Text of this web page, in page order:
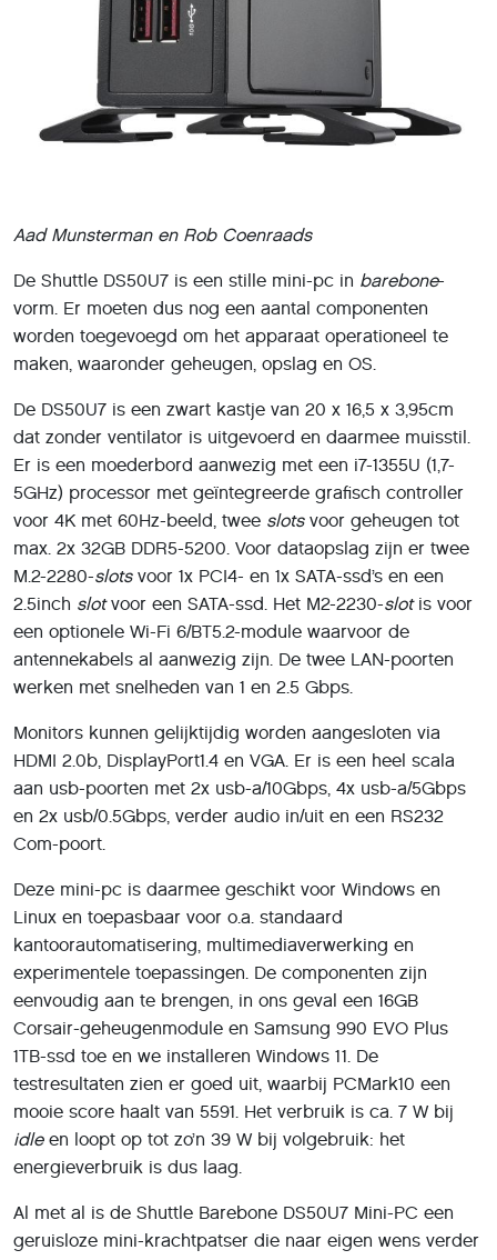
Aad Munsterman en Rob Coenraads
De Shuttle DS50U7 is een stille mini-pc in barebone-
vorm. Er moeten dus nog een aantal componenten
worden toegevoegd om het apparaat operationeel te
maken, waaronder geheugen, opslag en OS.
De DS50U7 is een zwart kastje van 20 x 16,5 x 3,95cm
dat zonder ventilator is uitgevoerd en daarmee muisstil.
Er is een moederbord aanwezig met een i7-1355U (1,7-
5GHz) processor met geïntegreerde grafisch controller
voor 4K met 60Hz-beeld, twee slots voor geheugen tot
max. 2x 32GB DDR5-5200. Voor dataopslag zijn er twee
M.2-2280-slotsvoor 1x PCI4- en 1x SATA-ssd’s en een
2.5inch slotvoor een SATA-ssd. Het M2-2230-slot is voor
een optionele Wi-Fi 6/BT5.2-module waarvoor de
antennekabels al aanwezig zijn. De twee LAN-poorten
werken met snelheden van 1 en 2.5 Gbps.
Monitors kunnen gelijktijdig worden aangesloten via
HDMI 2.0b, DisplayPort1.4 en VGA. Er is een heel scala
aan usb-poorten met 2x usb-a/10Gbps, 4x usb-a/5Gbps
en 2x usb/0.5Gbps, verder audio in/uit en een RS232
Com-poort.
Deze mini-pc is daarmee geschikt voor Windows en
Linux en toepasbaar voor o.a. standaard
kantoorautomatisering, multimediaverwerking en
experimentele toepassingen. De componenten zijn
eenvoudig aan te brengen, in ons geval een 16GB
Corsair-geheugenmodule en Samsung 990 EVO Plus
1TB-ssd toe en we installeren Windows 11. De
testresultaten zien er goed uit, waarbij PCMark10 een
mooie score haalt van 5591. Het verbruik is ca. 7 W bij
idleen loopt op tot zo’n 39 W bij volgebruik: het
energieverbruik is dus laag.
Al met al is de Shuttle Barebone DS50U7 Mini-PC een
geruisloze mini-krachtpatser die naar eigen wens verder